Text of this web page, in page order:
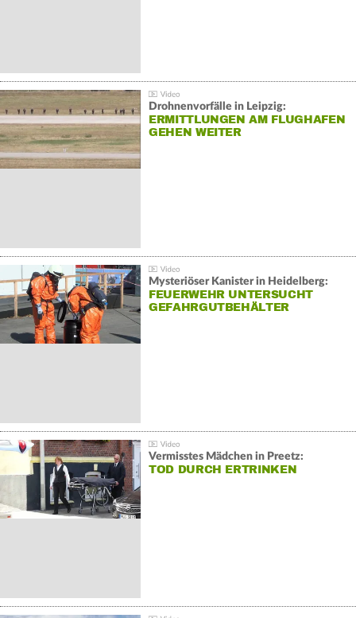
Drohnenvorfälle in Leipzig:
ERMITTLUNGEN AM FLUGHAFEN
GEHEN WEITER
Mysteriöser Kanister in Heidelberg:
FEUERWEHR UNTERSUCHT
GEFAHRGUTBEHÄLTER
Vermisstes Mädchen in Preetz:
TOD DURCH ERTRINKEN